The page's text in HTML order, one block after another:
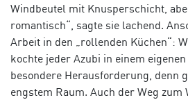
Windbeutel mit Knusperschicht,
romantisch“, sagte sie lachend.
Arbeit in den „rollenden Küchen“:
kochte jeder Azubi in einem
besondere Herausforderung, denn
engstem Raum. Auch der Weg